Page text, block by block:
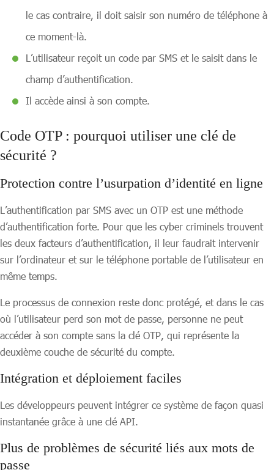
le cas contraire, il doit saisir son numéro de téléphone à
ce moment-là.
L’utilisateur reçoit un code par SMS et le saisit dans le
champ d’authentification.
Il accède ainsi à son compte.
Code OTP : pourquoi utiliser une clé de
sécurité ?
Protection contre l’usurpation d’identité en ligne
L’authentification par SMS avec un OTP est une méthode
d’authentification forte. Pour que les cyber criminels trouvent
les deux facteurs d’authentification, il leur faudrait intervenir
sur l’ordinateur et sur le téléphone portable de l’utilisateur en
même temps.
Le processus de connexion reste donc protégé, et dans le cas
où l’utilisateur perd son mot de passe, personne ne peut
accéder à son compte sans la clé OTP, qui représente la
deuxième couche de sécurité du compte.
Intégration et déploiement faciles
Les développeurs peuvent intégrer ce système de façon quasi
instantanée grâce à une clé API.
Plus de problèmes de sécurité liés aux mots de
passe